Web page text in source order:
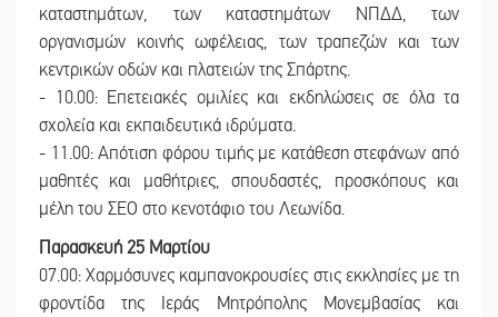
καταστημάτων, των καταστημάτων ΝΠΔΔ, των
οργανισμών κοινής ωφέλειας, των τραπεζών και των
κεντρικών οδών και πλατειών της Σπάρτης.
- 10.00: Επετειακές ομιλίες και εκδηλώσεις σε όλα τα
σχολεία και εκπαιδευτικά ιδρύματα.
- 11.00: Απότιση φόρου τιμής με κατάθεση στεφάνων από
μαθητές και μαθήτριες, σπουδαστές, προσκόπους και
μέλη του ΣΕΟ στο κενοτάφιο του Λεωνίδα.
Παρασκευή 25 Μαρτίου
07.00: Χαρμόσυνες καμπανοκρουσίες στις εκκλησίες με τη
φροντίδα της Ιεράς Μητρόπολης Μονεμβασίας και